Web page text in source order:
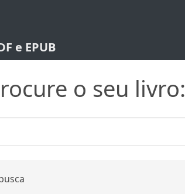
e EPUB
o seu livro: